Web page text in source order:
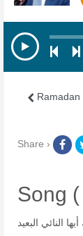
Ramadan
Share ›
Song
النائي البعيد